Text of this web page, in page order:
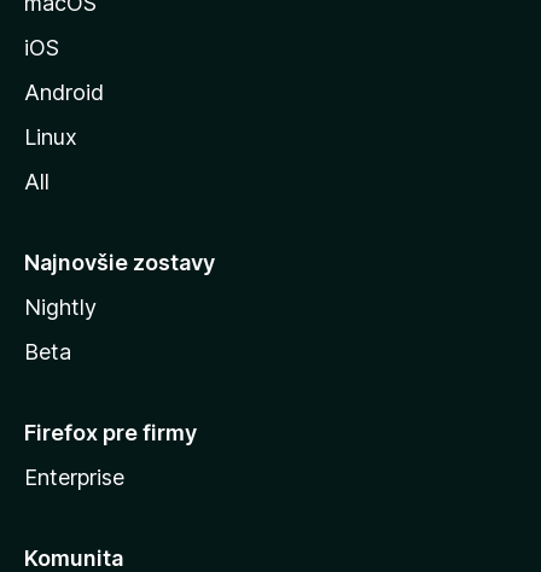
o
z
l
iOS
Android
Linux
All
Najnovšie zostavy
Nightly
Beta
Firefox pre firmy
Enterprise
Komunita